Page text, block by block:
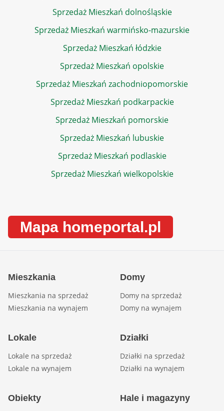
Sprzedaż Mieszkań dolnośląskie
Sprzedaż Mieszkań warmińsko-mazurskie
Sprzedaż Mieszkań łódzkie
Sprzedaż Mieszkań opolskie
Sprzedaż Mieszkań zachodniopomorskie
Sprzedaż Mieszkań podkarpackie
Sprzedaż Mieszkań pomorskie
Sprzedaż Mieszkań lubuskie
Sprzedaż Mieszkań podlaskie
Sprzedaż Mieszkań wielkopolskie
Mapa homeportal.pl
Mieszkania
Mieszkania na sprzedaż
Mieszkania na wynajem
Domy
Domy na sprzedaż
Domy na wynajem
Lokale
Lokale na sprzedaż
Lokale na wynajem
Działki
Działki na sprzedaż
Działki na wynajem
Obiekty Hale i magazyny